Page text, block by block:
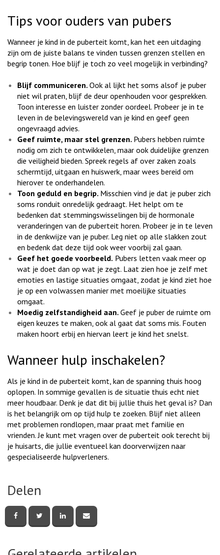
Tips voor ouders van pubers
Wanneer je kind in de puberteit komt, kan het een uitdaging
zijn om de juiste balans te vinden tussen grenzen stellen en
begrip tonen. Hoe blijf je toch zo veel mogelijk in verbinding?
Blijf communiceren. Ook al lijkt het soms alsof je puber
niet wil praten, blijf de deur openhouden voor gesprekken.
Toon interesse en luister zonder oordeel. Probeer je in te
leven in de belevingswereld van je kind en geef geen
ongevraagd advies.
Geef ruimte, maar stel grenzen. Pubers hebben ruimte
nodig om zich te ontwikkelen, maar ook duidelijke grenzen
die veiligheid bieden. Spreek regels af over zaken zoals
schermtijd, uitgaan en huiswerk, maar wees bereid om
hierover te onderhandelen.
Toon geduld en begrip. Misschien vind je dat je puber zich
soms ronduit onredelijk gedraagt. Het helpt om te
bedenken dat stemmingswisselingen bij de hormonale
veranderingen van de puberteit horen. Probeer je in te leven
in de denkwijze van je puber. Leg niet op alle slakken zout
en bedenk dat deze tijd ook weer voorbij zal gaan.
Geef het goede voorbeeld. Pubers letten vaak meer op
wat je doet dan op wat je zegt. Laat zien hoe je zelf met
emoties en lastige situaties omgaat, zodat je kind ziet hoe
je op een volwassen manier met moeilijke situaties
omgaat.
Moedig zelfstandigheid aan. Geef je puber de ruimte om
eigen keuzes te maken, ook al gaat dat soms mis. Fouten
maken hoort erbij en hiervan leert je kind het snelst.
Wanneer hulp inschakelen?
Als je kind in de puberteit komt, kan de spanning thuis hoog
oplopen. In sommige gevallen is de situatie thuis echt niet
meer houdbaar. Denk je dat dit bij jullie thuis het geval is? Dan
is het belangrijk om op tijd hulp te zoeken. Blijf niet alleen
met problemen rondlopen, maar praat met familie en
vrienden. Je kunt met vragen over de puberteit ook terecht bij
je huisarts, die jullie eventueel kan doorverwijzen naar
gespecialiseerde hulpverleners.
Delen
deze
pagina
deze
pagina
deze
pagina
deze
pagina
mail